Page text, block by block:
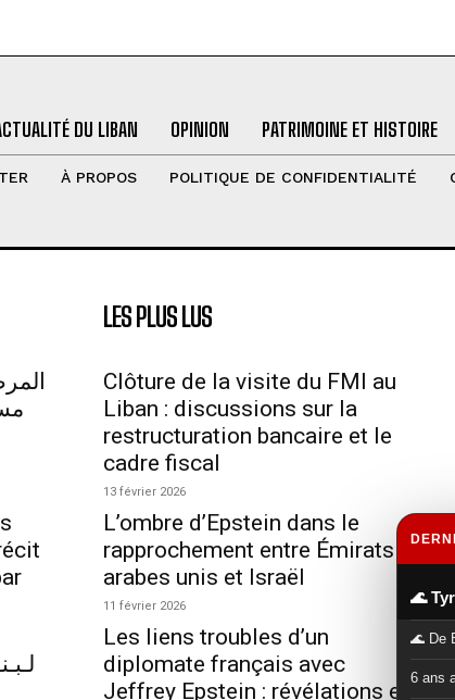
DU LIBAN OPINION PATRIMOINE ET HISTOIRE
À PROPOS POLITIQUE DE CONFIDENTIALITÉ
LES PLUS LUS
Clôture de la visite du FMI au
Liban : discussions sur la
restructuration bancaire et le
cadre fiscal
13 février 2026
L’ombre d’Epstein dans le
rapprochement entre Émirats
arabes unis et Israël
11 février 2026
Les liens troubles d’un
diplomate français avec
Jeffrey Epstein : révélations et
🌊
🌊 De
6 ans